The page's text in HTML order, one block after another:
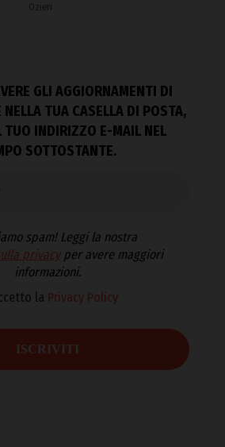
Ozieri
GLI AGGIORNAMENTI DI
NELLA TUA CASELLA DI POSTA,
TUO INDIRIZZO E-MAIL NEL
SOTTOSTANTE.
spam! Leggi la nostra
privacyper avere maggiori
informazioni.
la Privacy Policy